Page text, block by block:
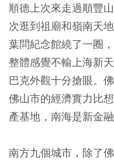
順德上次來走過順豐
次逛到祖廟和嶺南天
葉問紀念館繞了一圈
整體感覺不輸上海新
巴克外觀十分搶眼。
佛山市的經濟實力比
產基地，南海是新金融
南方九個城市，除了